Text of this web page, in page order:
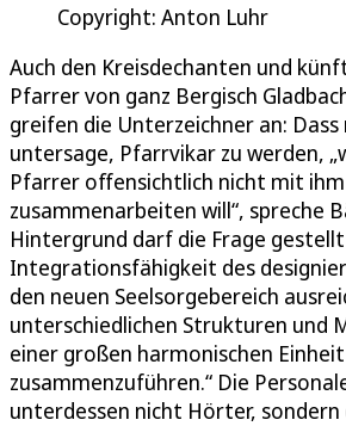
Copyright: Anton Luhr
Auch den Kreisdechanten und
Pfarrer von ganz Bergisch
greifen die Unterzeichner an: Dass
untersage, Pfarrvikar zu werden,
Pfarrer offensichtlich nicht mit ihm
zusammenarbeiten will“, spreche
Hintergrund darf die Frage
Integrationsfähigkeit des
den neuen Seelsorgebereich
unterschiedlichen Strukturen und
einer großen harmonischen Einheit
zusammenzuführen.“ Die
unterdessen nicht Hörter, sondern